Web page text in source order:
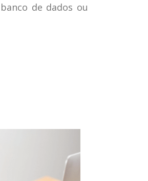
de dados ou